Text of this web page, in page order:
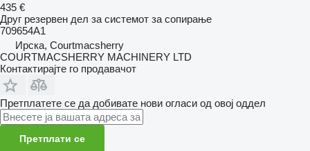
435 €
Друг резервен дел за системот за сопирање
709654A1
Ирска, Courtmacsherry
COURTMACSHERRY MACHINERY LTD
Контактирајте го продавачот
Претплатете се да добивате нови огласи од овој оддел
Претплати се